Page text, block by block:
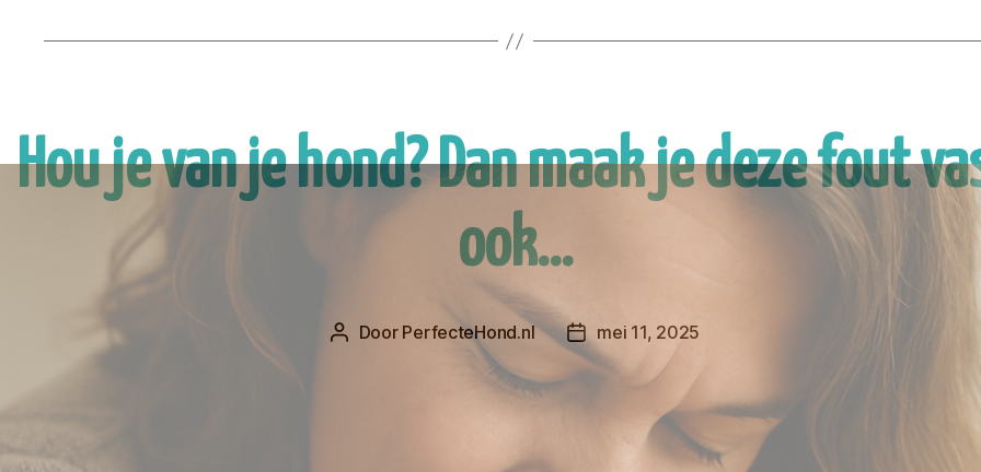
Hou je van je hond? Dan maak je deze fout
ook…
Berichtauteur
Door PerfecteHond.nl Berichtdatum
mei 11, 2025